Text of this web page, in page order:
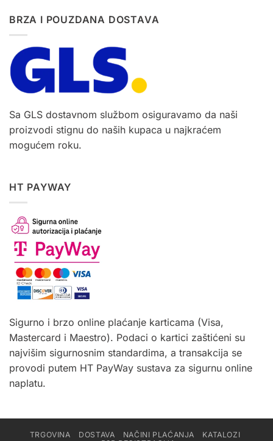
BRZA I POUZDANA DOSTAVA
Sa GLS dostavnom službom osiguravamo da naši
proizvodi stignu do naših kupaca u najkraćem
mogućem roku.
HT PAYWAY
Sigurno i brzo online plaćanje karticama (Visa,
Mastercard i Maestro). Podaci o kartici zaštićeni su
najvišim sigurnosnim standardima, a transakcija se
provodi putem HT PayWay sustava za sigurnu online
naplatu.
TRGOVINA DOSTAVA NAČINI PLAĆANJA
KATALOZI